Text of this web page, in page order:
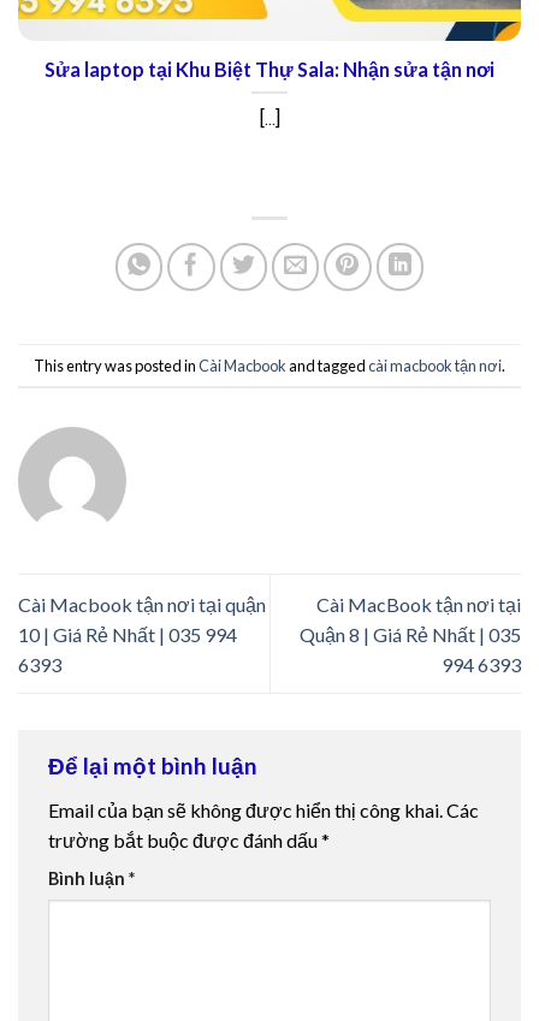
Sửa laptop tại Khu Biệt Thự Sala: Nhận sửa tận nơi
[...]
This entry was posted inCài Macbookand taggedcài macbook tận nơi.
Cài Macbook tận nơi tại quận
10 | Giá Rẻ Nhất | 035 994
6393
Cài MacBook tận nơi tại
Quận 8 | Giá Rẻ Nhất | 035
994 6393
Để lại một bình luận
Email của bạn sẽ không được hiển thị công khai.Các
trường bắt buộc được đánh dấu*
Bình luận *